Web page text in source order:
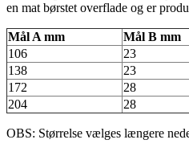
en mat børstet overflade og er
Mål A mm Mål B mm
106
23
138
23
172
28
204
28
OBS: Størrelse vælges længere